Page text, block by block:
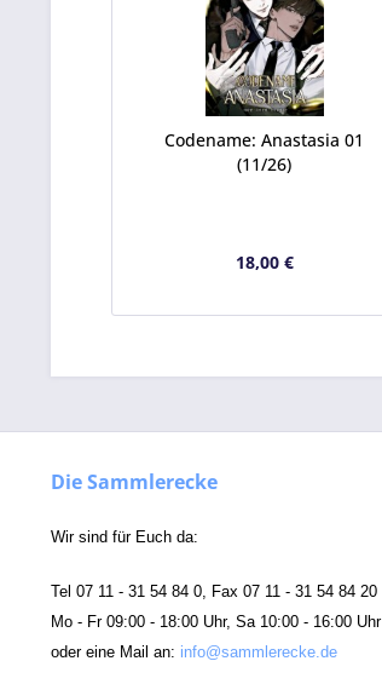
Codename: Anastasia 01
(11/26)
18,00 €
Die Sammlerecke
Wir sind für Euch da:
Tel 07 11 - 31 54 84 0, Fax 07 11 - 31 54 84 20
Mo - Fr 09:00 - 18:00 Uhr, Sa 10:00 - 16:00 Uhr
oder eine Mail an: info@sammlerecke.de